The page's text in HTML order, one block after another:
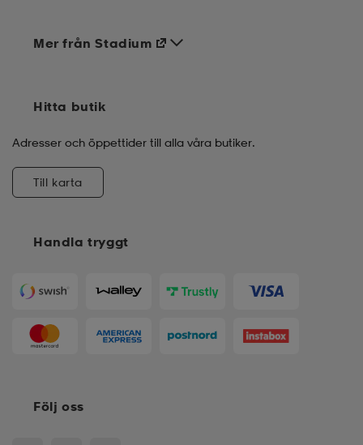
Handla tryggt
Mer från Stadium
Hitta butik
Adresser och öppettider till alla våra butiker.
Till karta
Följ oss